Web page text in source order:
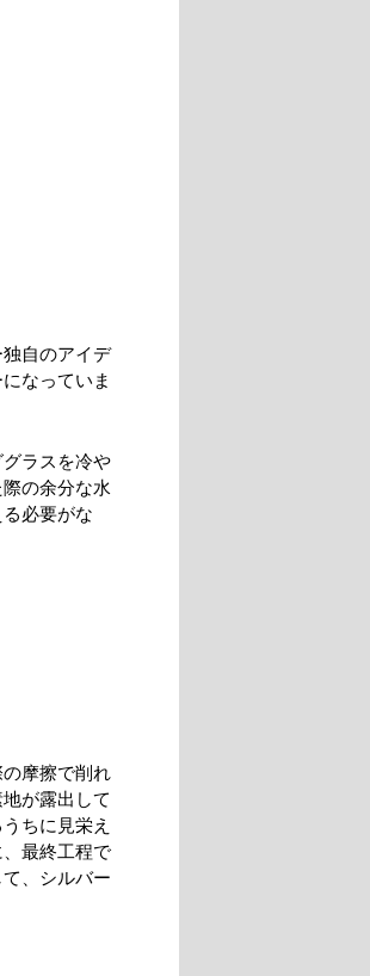
自のアイデ
なっていま
ラスを冷や
の余分な水
必要がな
摩擦で削れ
が露出して
ちに見栄え
最終工程で
、シルバー